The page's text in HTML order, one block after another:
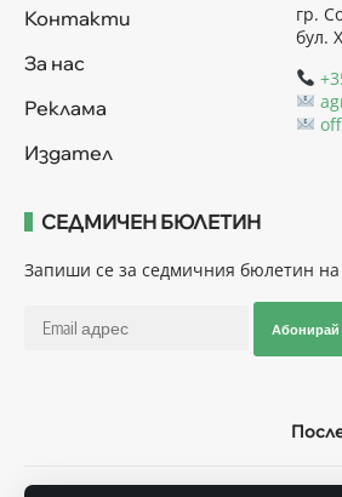
Контакти
За нас
Реклама
Издател
гр.
бул.
СЕДМИЧЕН БЮЛЕТИН
Запиши се за седмичния бюлетин на
Абонирай